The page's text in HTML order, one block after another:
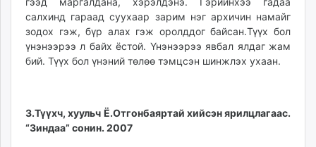
салхинд гараад суухаар зарим нэг архичин намайг
зодох гэж, бүр алах гэж оролддог байсан.Түүх бол
үнэнээрээ л байх ёстой. Үнэнээрээ явбал ялдаг жам
бий. Түүх бол үнэний төлөө тэмцсэн шинжлэх ухаан.
3.Түүхч, хуульч Ё.Отгонбаяртай хийсэн ярилцлагаас.
“Зиндаа” сонин. 2007